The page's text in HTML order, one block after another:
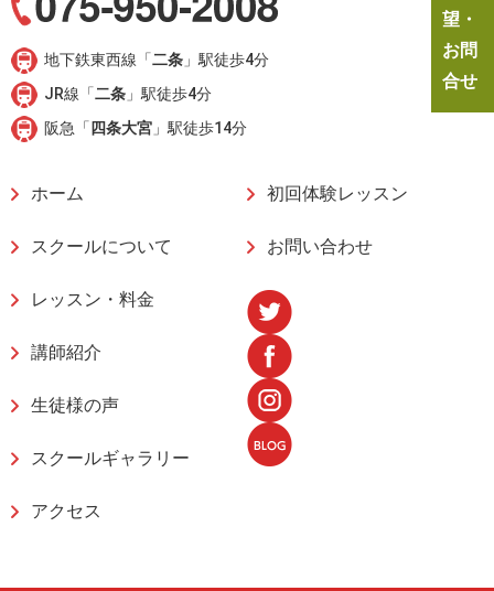
地下鉄東西線「二条 」駅徒歩4分
JR線「二条 」駅徒歩4分
阪急「 四条大宮 」駅徒歩14分
ホーム
スクールについて
レッスン・料金
講師紹介
生徒様の声
スクールギャラリー
アクセス
初回体験レッスン
お問い合わせ
望・
お問
合せ